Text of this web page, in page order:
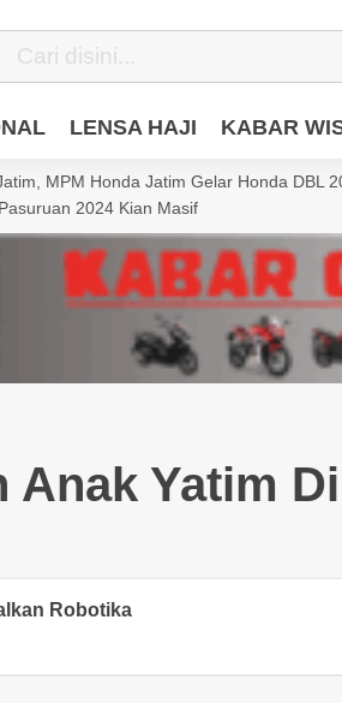
LENSA HAJI KABAR
MPM Honda Jatim Gelar Honda DBL
2024 Kian Masif
Anak Yatim
Robotika